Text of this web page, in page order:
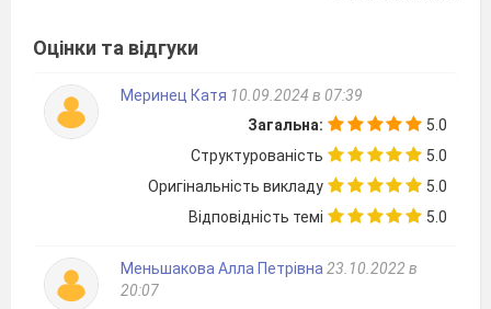
Оцінки та відгуки
Меринец Катя 10.09.2024 в 07:39
Загальна:
5.0
Структурованість
5.0
Оригінальність викладу
5.0
Відповідність темі
5.0
Меньшакова Алла Петрівна 23.10.2022 в
20:07